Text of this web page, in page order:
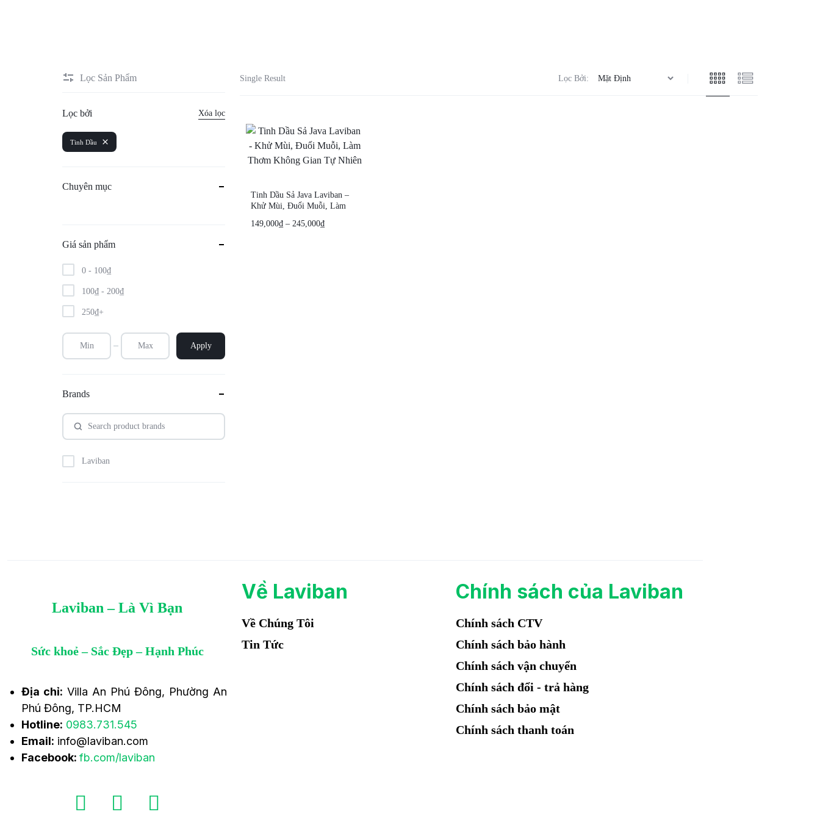
Single Result Lọc Bởi:
Tinh Dầu Sả Java Laviban –
Khử Mùi, Đuổi Muỗi, Làm
149,000₫ – 245,000₫
Lọc Sản Phẩm
Lọc bởi Xóa lọc
Tinh Dầu
Chuyên mục
Giá sản phẩm
0 - 100₫
100₫ - 200₫
250₫+
Apply
Brands
Laviban
Laviban – Là Vì Bạn
Sức khoẻ – Sắc Đẹp – Hạnh Phúc
Địa chỉ: Villa An Phú Đông, Phường An
Phú Đông, TP.HCM
Hotline: 0983.731.545
Email: info@laviban.com
Facebook:fb.com/laviban
Về Laviban
Về Chúng Tôi
Tin Tức
Chính sách của Laviban
Chính sách CTV
Chính sách bảo hành
Chính sách vận chuyển
Chính sách đổi - trả hàng
Chính sách bảo mật
Chính sách thanh toán